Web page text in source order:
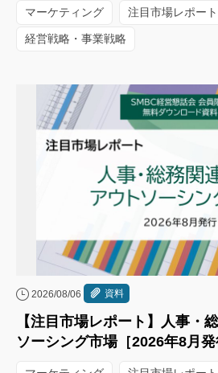
マーケティング 注目市場レポート
経営戦略・事業戦略
2026/08/06 資料
【注目市場レポート】人事・
ソーシング市場［2026年8月発